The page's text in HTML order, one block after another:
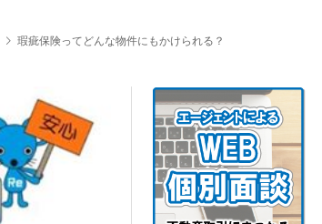
瑕疵保険ってどんな物件にもかけられる？